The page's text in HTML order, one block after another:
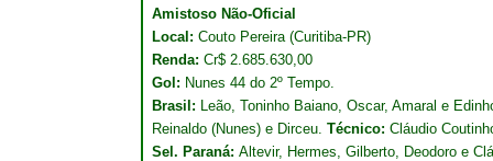
Amistoso Não-Oficial
Local: Couto Pereira (Curitiba-PR)
Renda: Cr$ 2.685.630,00
Gol: Nunes 44 do 2º Tempo.
Brasil: Leão, Toninho Baiano, Oscar, Amaral e
Reinaldo (Nunes) e Dirceu. Técnico: Cláudio
Sel. Paraná: Altevir, Hermes, Gilberto, Deodoro e